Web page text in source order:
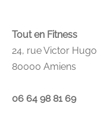
Tout en Fitness
24, rue Victor Hugo
80000 Amiens
06 64 98 81 69